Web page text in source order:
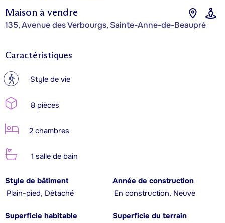
Maison à vendre
135, Avenue des Verbourgs, Sainte-Anne-de-Beaupré
Caractéristiques
? Style de vie
8 pièces
2 chambres
1 salle de bain
Style de bâtiment
Plain-pied, Détaché
Année de construction
En construction, Neuve
Superficie habitable
Superficie du terrain